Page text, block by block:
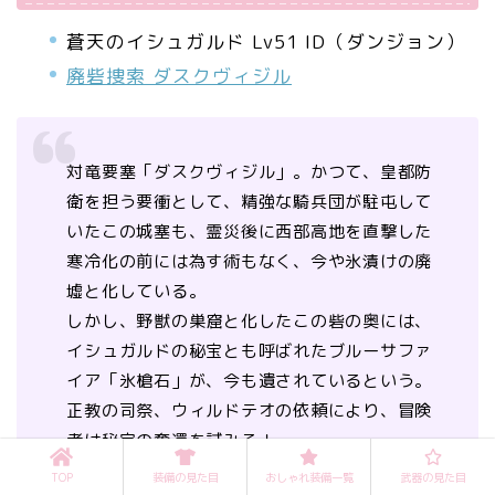
蒼天のイシュガルド Lv51 ID（ダンジョン）
廃砦捜索 ダスクヴィジル
対竜要塞「ダスクヴィジル」。かつて、皇都防
衛を担う要衝として、精強な騎兵団が駐屯して
いたこの城塞も、霊災後に西部高地を直撃した
寒冷化の前には為す術もなく、今や氷漬けの廃
墟と化している。
しかし、野獣の巣窟と化したこの砦の奥には、
イシュガルドの秘宝とも呼ばれたブルーサファ
イア「氷槍石」が、今も遺されているという。
正教の司祭、ウィルドテオの依頼により、冒険
者は秘宝の奪還を試みる！
TOP 装備の見た目 おしゃれ装備一覧 武器の見た目